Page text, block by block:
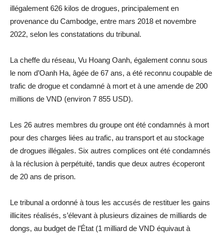
illégalement 626 kilos de drogues, principalement en
provenance du Cambodge, entre mars 2018 et novembre
2022, selon les constatations du tribunal.
La cheffe du réseau, Vu Hoang Oanh, également connu sous
le nom d’Oanh Ha, âgée de 67 ans, a été reconnu coupable de
trafic de drogue et condamné à mort et à une amende de 200
millions de VND (environ 7 855 USD).
Les 26 autres membres du groupe ont été condamnés à mort
pour des charges liées au trafic, au transport et au stockage
de drogues illégales. Six autres complices ont été condamnés
à la réclusion à perpétuité, tandis que deux autres écoperont
de 20 ans de prison.
Le tribunal a ordonné à tous les accusés de restituer les gains
illicites réalisés, s’élevant à plusieurs dizaines de milliards de
dongs, au budget de l’État (1 milliard de VND équivaut à